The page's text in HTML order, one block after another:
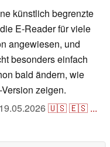
künstlich begrenzte
E-Reader für viele
angewiesen, und
besonders einfach
bald ändern, wie
zeigen.
19.05.2026🇺🇸🇪🇸 ...